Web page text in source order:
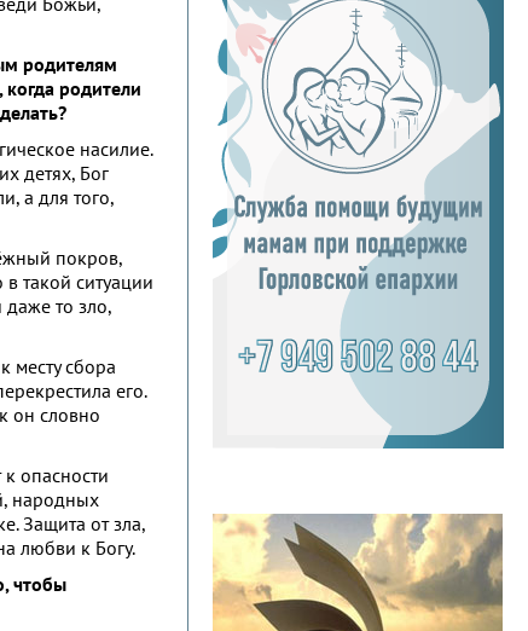
родителям
родители
насилие.
детях, Бог
а для того,
покров,
такой ситуации
то зло,
месту сбора
его.
он словно
опасности
народных
Защита от зла,
любви к Богу.
чтобы